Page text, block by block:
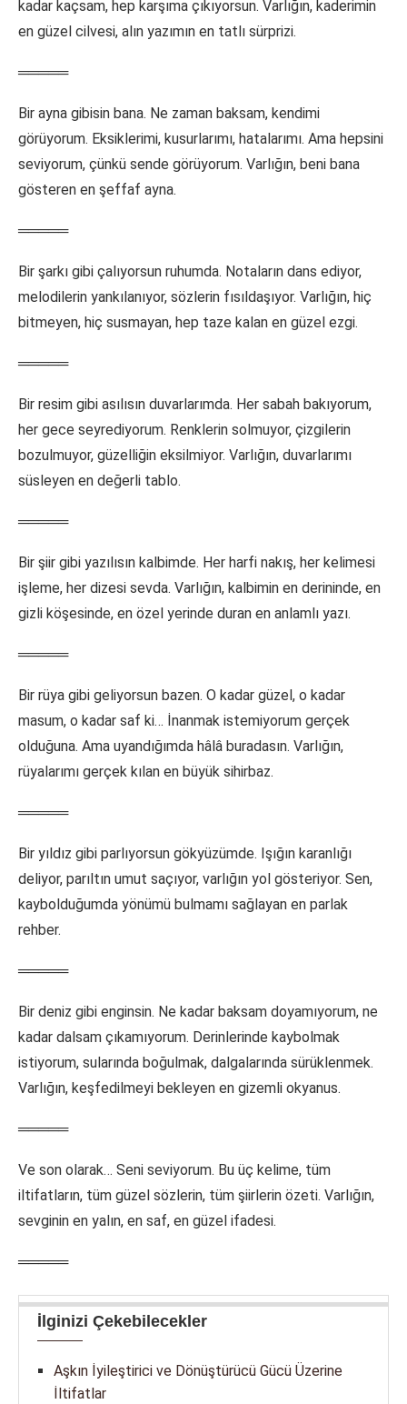
kadar kaçsam, hep karşıma çıkıyorsun. Varlığın, kaderimin
en güzel cilvesi, alın yazımın en tatlı sürprizi.
═════
Bir ayna gibisin bana. Ne zaman baksam, kendimi
görüyorum. Eksiklerimi, kusurlarımı, hatalarımı. Ama hepsini
seviyorum, çünkü sende görüyorum. Varlığın, beni bana
gösteren en şeffaf ayna.
═════
Bir şarkı gibi çalıyorsun ruhumda. Notaların dans ediyor,
melodilerin yankılanıyor, sözlerin fısıldaşıyor. Varlığın, hiç
bitmeyen, hiç susmayan, hep taze kalan en güzel ezgi.
═════
Bir resim gibi asılısın duvarlarımda. Her sabah bakıyorum,
her gece seyrediyorum. Renklerin solmuyor, çizgilerin
bozulmuyor, güzelliğin eksilmiyor. Varlığın, duvarlarımı
süsleyen en değerli tablo.
═════
Bir şiir gibi yazılısın kalbimde. Her harfi nakış, her kelimesi
işleme, her dizesi sevda. Varlığın, kalbimin en derininde, en
gizli köşesinde, en özel yerinde duran en anlamlı yazı.
═════
Bir rüya gibi geliyorsun bazen. O kadar güzel, o kadar
masum, o kadar saf ki… İnanmak istemiyorum gerçek
olduğuna. Ama uyandığımda hâlâ buradasın. Varlığın,
rüyalarımı gerçek kılan en büyük sihirbaz.
═════
Bir yıldız gibi parlıyorsun gökyüzümde. Işığın karanlığı
deliyor, parıltın umut saçıyor, varlığın yol gösteriyor. Sen,
kaybolduğumda yönümü bulmamı sağlayan en parlak
rehber.
═════
Bir deniz gibi enginsin. Ne kadar baksam doyamıyorum, ne
kadar dalsam çıkamıyorum. Derinlerinde kaybolmak
istiyorum, sularında boğulmak, dalgalarında sürüklenmek.
Varlığın, keşfedilmeyi bekleyen en gizemli okyanus.
═════
Ve son olarak… Seni seviyorum. Bu üç kelime, tüm
iltifatların, tüm güzel sözlerin, tüm şiirlerin özeti. Varlığın,
sevginin en yalın, en saf, en güzel ifadesi.
═════
İlginizi Çekebilecekler
Aşkın İyileştirici ve Dönüştürücü Gücü Üzerine
İltifatlar